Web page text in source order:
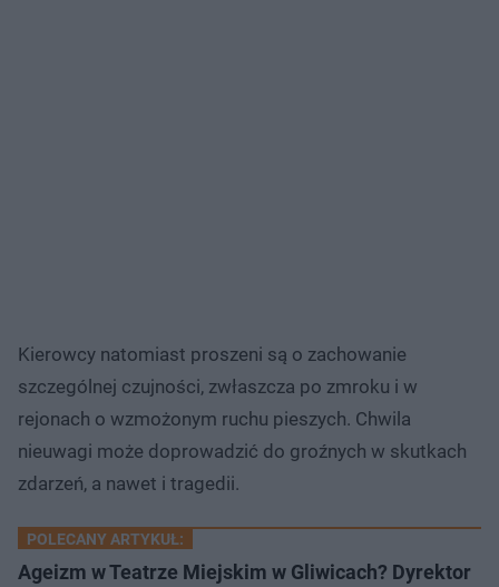
Kierowcy natomiast proszeni są o zachowanie
szczególnej czujności, zwłaszcza po zmroku i w
rejonach o wzmożonym ruchu pieszych. Chwila
nieuwagi może doprowadzić do groźnych w skutkach
zdarzeń, a nawet i tragedii.
POLECANY ARTYKUŁ:
Ageizm w Teatrze Miejskim w Gliwicach? Dyrektor